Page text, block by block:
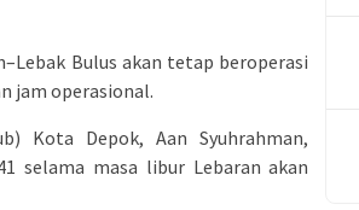
Bulus akan tetap beroperasi
jam operasional.
Kota Depok, Aan Syuhrahman,
selama masa libur Lebaran akan